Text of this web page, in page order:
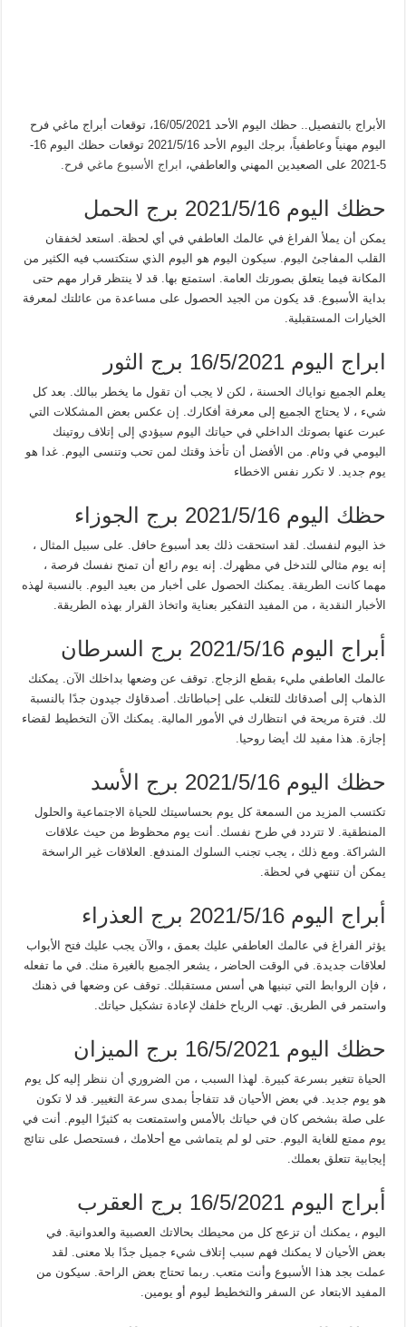
الأبراج بالتفصيل.. حظك اليوم الأحد 16/05/2021، توقعات أبراج ماغي فرح
اليوم مهنياً وعاطفياً، برجك اليوم الأحد 2021/5/16 توقعات حظك اليوم 16-
5-2021 على الصعيدين المهني والعاطفي،
ابراج الأسبوع ماغي فرح.
حظك اليوم 2021/5/16 برج الحمل
يمكن أن يملأ الفراغ في عالمك العاطفي في أي لحظة. استعد لخفقان
القلب المفاجئ اليوم. سيكون اليوم هو اليوم الذي ستكتسب فيه الكثير من
المكانة فيما يتعلق بصورتك العامة. استمتع بها. قد لا ينتظر قرار مهم حتى
بداية الأسبوع. قد يكون من الجيد الحصول على مساعدة من عائلتك لمعرفة
الخيارات المستقبلية.
ابراج اليوم 16/5/2021 برج الثور
يعلم الجميع نواياك الحسنة ، لكن لا يجب أن تقول ما يخطر ببالك. بعد كل
شيء ، لا يحتاج الجميع إلى معرفة أفكارك. إن عكس بعض المشكلات التي
عبرت عنها بصوتك الداخلي في حياتك اليوم سيؤدي إلى إتلاف روتينك
اليومي في وئام. من الأفضل أن تأخذ وقتك لمن تحب وتنسى اليوم. غدا هو
يوم جديد. لا تكرر نفس الاخطاء
حظك اليوم 2021/5/16 برج الجوزاء
خذ اليوم لنفسك. لقد استحقت ذلك بعد أسبوع حافل. على سبيل المثال ،
إنه يوم مثالي للتدخل في مظهرك. إنه يوم رائع أن تمنح نفسك فرصة ،
مهما كانت الطريقة. يمكنك الحصول على أخبار من بعيد اليوم. بالنسبة لهذه
الأخبار النقدية ، من المفيد التفكير بعناية واتخاذ القرار بهذه الطريقة.
أبراج اليوم 2021/5/16 برج السرطان
عالمك العاطفي مليء بقطع الزجاج. توقف عن وضعها بداخلك الآن. يمكنك
الذهاب إلى أصدقائك للتغلب على إحباطاتك. أصدقاؤك جيدون جدًا بالنسبة
لك. فترة مريحة في انتظارك في الأمور المالية. يمكنك الآن التخطيط لقضاء
إجازة. هذا مفيد لك أيضا روحيا.
حظك اليوم 2021/5/16 برج الأسد
تكتسب المزيد من السمعة كل يوم بحساسيتك للحياة الاجتماعية والحلول
المنطقية. لا تتردد في طرح نفسك. أنت يوم محظوظ من حيث علاقات
الشراكة. ومع ذلك ، يجب تجنب السلوك المندفع. العلاقات غير الراسخة
يمكن أن تنتهي في لحظة.
أبراج اليوم 2021/5/16 برج العذراء
يؤثر الفراغ في عالمك العاطفي عليك بعمق ، والآن يجب عليك فتح الأبواب
لعلاقات جديدة. في الوقت الحاضر ، يشعر الجميع بالغيرة منك. في ما تفعله
، فإن الروابط التي تبنيها هي أسس مستقبلك. توقف عن وضعها في ذهنك
واستمر في الطريق. تهب الرياح خلفك لإعادة تشكيل حياتك.
حظك اليوم 16/5/2021 برج الميزان
الحياة تتغير بسرعة كبيرة. لهذا السبب ، من الضروري أن ننظر إليه كل يوم
هو يوم جديد. في بعض الأحيان قد تتفاجأ بمدى سرعة التغيير. قد لا تكون
على صلة بشخص كان في حياتك بالأمس واستمتعت به كثيرًا اليوم. أنت في
يوم ممتع للغاية اليوم. حتى لو لم يتماشى مع أحلامك ، فستحصل على نتائج
إيجابية تتعلق بعملك.
أبراج اليوم 16/5/2021 برج العقرب
اليوم ، يمكنك أن تزعج كل من محيطك بحالاتك العصبية والعدوانية. في
بعض الأحيان لا يمكنك فهم سبب إتلاف شيء جميل جدًا بلا معنى. لقد
عملت بجد هذا الأسبوع وأنت متعب. ربما تحتاج بعض الراحة. سيكون من
المفيد الابتعاد عن السفر والتخطيط ليوم أو يومين.